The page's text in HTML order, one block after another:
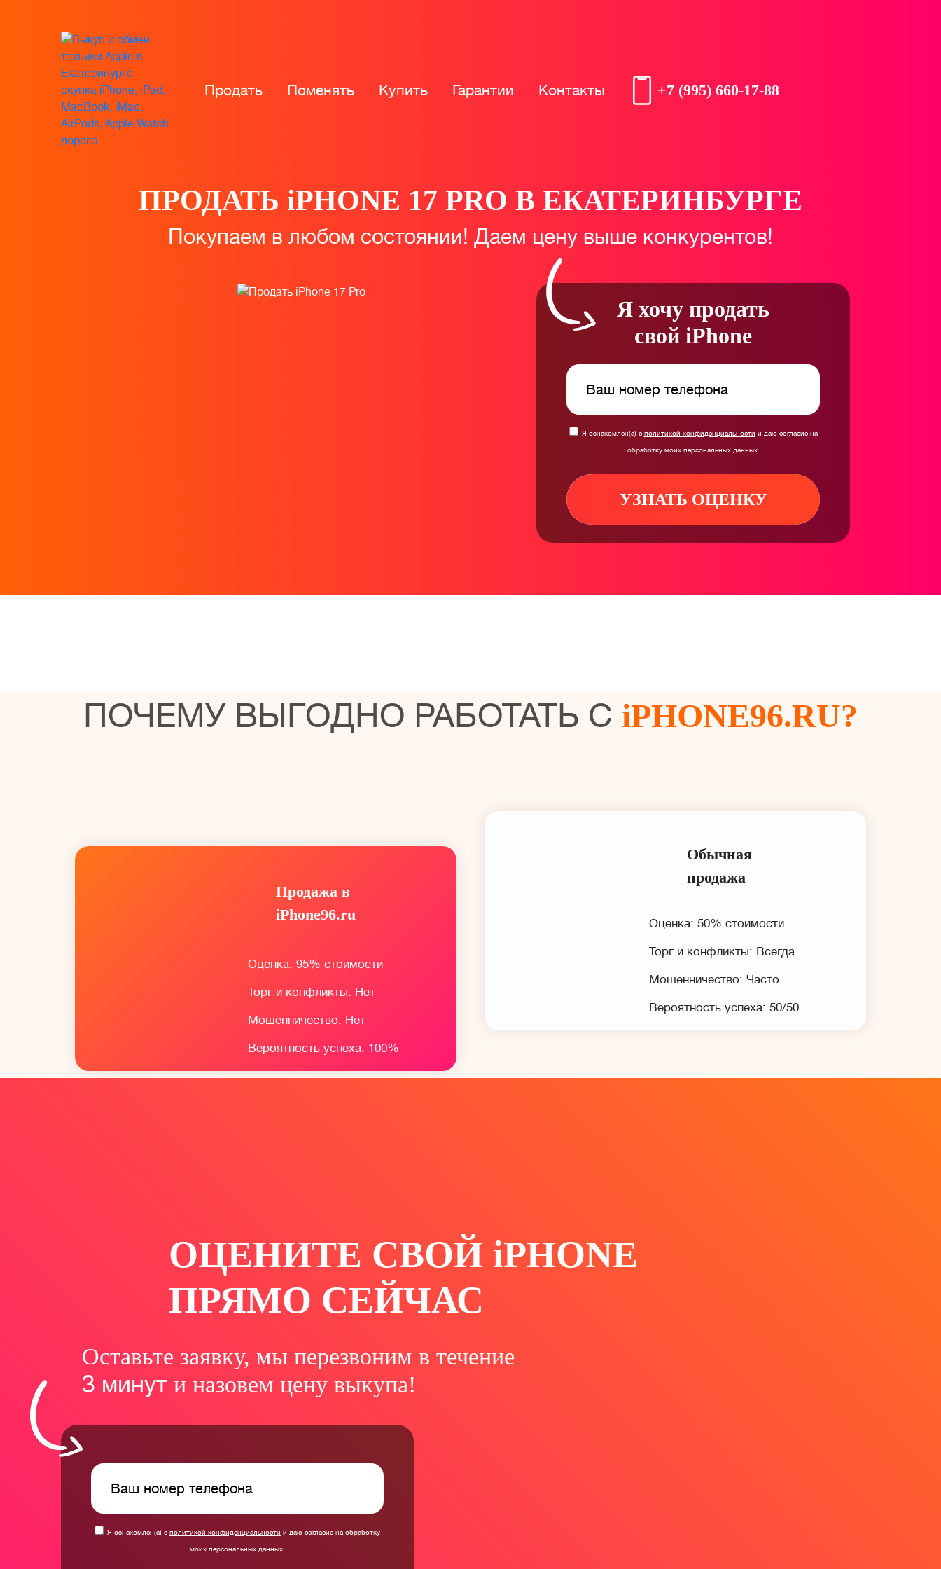
Продать Поменять Купить Гарантии Контакты +7 (995) 660-17-88
ПРОДАТЬ iPHONE 17 PRO В ЕКАТЕРИНБУРГЕ
Покупаем в любом состоянии! Даем цену выше конкурентов!
Я хочу продать
свой iPhone
Я ознакомлен(а) с политикой конфиденциальности и даю согласие на
обработку моих персональных данных.
УЗНАТЬ ОЦЕНКУ
ПОЧЕМУ ВЫГОДНО РАБОТАТЬ С iPHONE96.RU?
Продажа в
iPhone96.ru
Оценка: 95% стоимости
Торг и конфликты: Нет
Мошенничество: Нет
Вероятность успеха: 100%
Обычная
продажа
Оценка: 50% стоимости
Торг и конфликты: Всегда
Мошенничество: Часто
Вероятность успеха: 50/50
ОЦЕНИТЕ СВОЙ iPHONE
ПРЯМО СЕЙЧАС
Оставьте заявку, мы перезвоним в течение
3 минут и назовем цену выкупа!
Я ознакомлен(а) с политикой конфиденциальности и даю согласие на обработку
моих персональных данных.